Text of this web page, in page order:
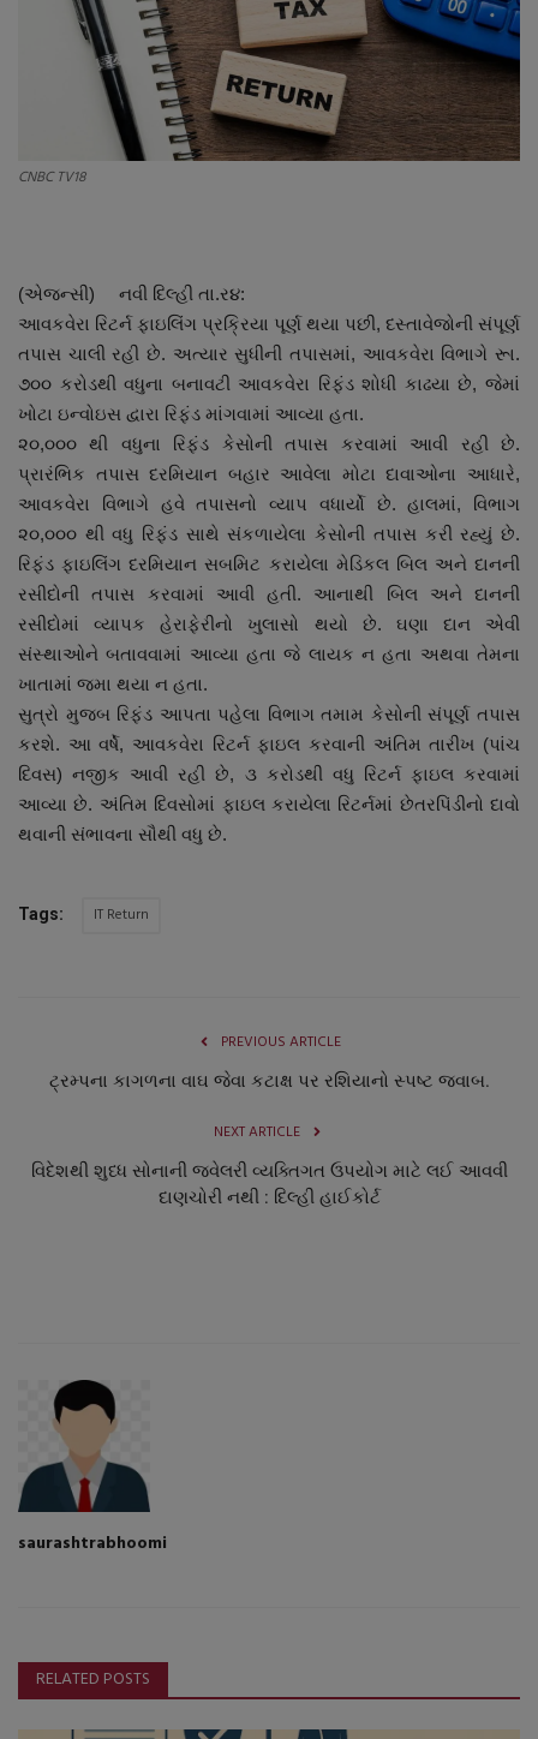
About Author
Dipotsav Special
ગુજરાત
જુનાગઢ
Support US
બજારના સમાચાર
નાણાંકીય સમાચાર
સ્થાનિક સમાચાર
સ્પોર્ટ્સ
રાશિફળ
ગુનાખોરી
CNBC TV18
(એજન્સી) નવી દિલ્હી તા.ર૪:
આવકવેરા રિટર્ન ફાઇલિંગ પ્રક્રિયા પૂર્ણ થયા પછી, દસ્તાવેજોની સંપૂર્ણ
તપાસ ચાલી રહી છે. અત્યાર સુધીની તપાસમાં, આવકવેરા વિભાગે રૂા.
૭૦૦ કરોડથી વધુના બનાવટી આવકવેરા રિફંડ શોધી કાઢયા છે, જેમાં
ખોટા ઇન્વોઇસ દ્વારા રિફંડ માંગવામાં આવ્યા હતા.
૨૦,૦૦૦ થી વધુના રિફંડ કેસોની તપાસ કરવામાં આવી રહી છે.
પ્રારંભિક તપાસ દરમિયાન બહાર આવેલા મોટા દાવાઓના આધારે,
આવકવેરા વિભાગે હવે તપાસનો વ્યાપ વધાર્યો છે. હાલમાં, વિભાગ
૨૦,૦૦૦ થી વધુ રિફંડ સાથે સંકળાયેલા કેસોની તપાસ કરી રહ્યું છે.
રિફંડ ફાઇલિંગ દરમિયાન સબમિટ કરાયેલા મેડિકલ બિલ અને દાનની
રસીદોની તપાસ કરવામાં આવી હતી. આનાથી બિલ અને દાનની
રસીદોમાં વ્યાપક હેરાફેરીનો ખુલાસો થયો છે. ઘણા દાન એવી
સંસ્થાઓને બતાવવામાં આવ્યા હતા જે લાયક ન હતા અથવા તેમના
ખાતામાં જમા થયા ન હતા.
સુત્રો મુજબ રિફંડ આપતા પહેલા વિભાગ તમામ કેસોની સંપૂર્ણ તપાસ
કરશે. આ વર્ષે, આવકવેરા રિટર્ન ફાઇલ કરવાની અંતિમ તારીખ (પાંચ
દિવસ) નજીક આવી રહી છે, ૩ કરોડથી વધુ રિટર્ન ફાઇલ કરવામાં
આવ્યા છે. અંતિમ દિવસોમાં ફાઇલ કરાયેલા રિટર્નમાં છેતરપિંડીનો દાવો
થવાની સંભાવના સૌથી વધુ છે.
Tags: IT Return
PREVIOUS ARTICLE
ટ્રમ્પના કાગળના વાઘ જેવા કટાક્ષ પર રશિયાનો સ્પષ્ટ જવાબ.
NEXT ARTICLE
વિદેશથી શુધ્ધ સોનાની જ્વેલરી વ્યક્તિગત ઉપયોગ માટે લઈ આવવી
દાણચોરી નથી : દિલ્હી હાઈકોર્ટ
saurashtrabhoomi
RELATED POSTS